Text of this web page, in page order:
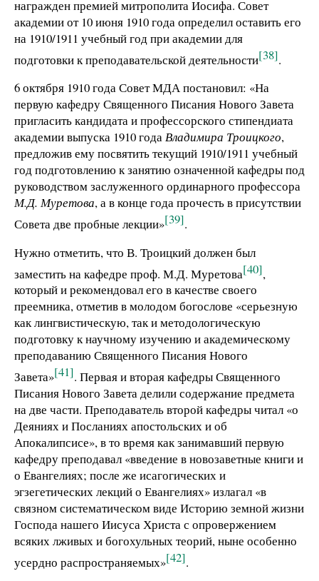
награжден премией митрополита Иосифа. Совет
академии от 10 июня 1910 года определил оставить его
на 1910/1911 учебный год при академии для
подготовки к преподавательской деятельности[38].
6 октября 1910 года Совет МДА постановил: «На
первую кафедру Священного Писания Нового Завета
пригласить кандидата и профессорского стипендиата
академии выпуска 1910 годаВладимира Троицкого,
предложив ему посвятить текущий 1910/1911 учебный
год подготовлению к занятию означенной кафедры под
руководством заслуженного ординарного профессора
М.Д. Муретова, а в конце года прочесть в присутствии
Совета две пробные лекции»[39].
Нужно отметить, что В. Троицкий должен был
заместить на кафедре проф. М.Д. Муретова[40],
который и рекомендовал его в качестве своего
преемника, отметив в молодом богослове «серьезную
как лингвистическую, так и методологическую
подготовку к научному изучению и академическому
преподаванию Священного Писания Нового
Завета»[41]. Первая и вторая кафедры Священного
Писания Нового Завета делили содержание предмета
на две части. Преподаватель второй кафедры читал «о
Деяниях и Посланиях апостольских и об
Апокалипсисе», в то время как занимавший первую
кафедру преподавал «введение в новозаветные книги и
о Евангелиях; после же исагогических и
эгзегетических лекций о Евангелиях» излагал «в
связном систематическом виде Историю земной жизни
Господа нашего Иисуса Христа с опровержением
всяких лживых и богохульных теорий, ныне особенно
усердно распространяемых»[42].